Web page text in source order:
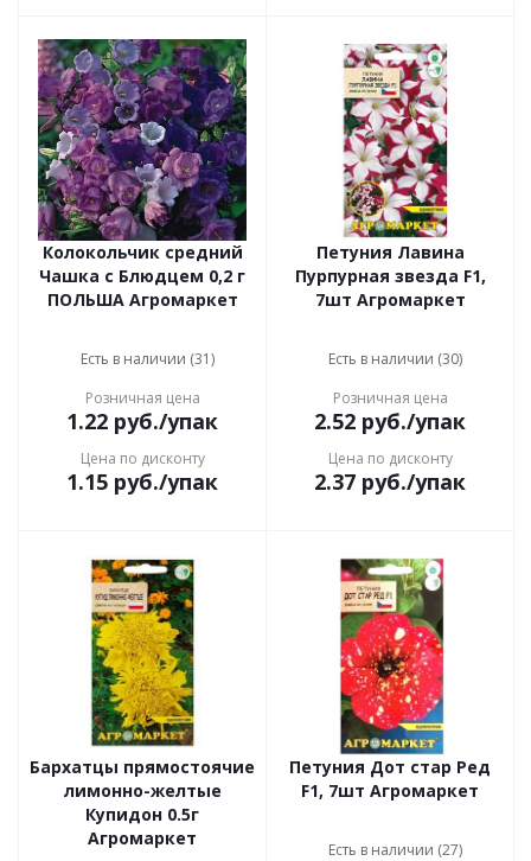
Колокольчик средний
Чашка с Блюдцем 0,2 г
ПОЛЬША Агромаркет
Есть в наличии (31)
Розничная цена
1.22 руб./упак
Цена по дисконту
1.15 руб./упак
Петуния Лавина
Пурпурная звезда F1,
7шт Агромаркет
Есть в наличии (30)
Розничная цена
2.52 руб./упак
Цена по дисконту
2.37 руб./упак
Бархатцы прямостоячие
лимонно-желтые
Купидон 0.5г
Агромаркет
Петуния Дот стар Ред
F1, 7шт Агромаркет
Есть в наличии (27)